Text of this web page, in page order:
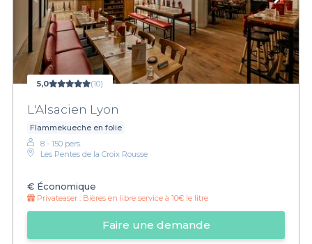
5,0 (10)
L'Alsacien Lyon
Flammekueche en folie
8 - 150 pers.
Les Pentes de la Croix Rousse
€ Économique
Privateaser : Bières en libre service à 10€ le litre
Faire une demande